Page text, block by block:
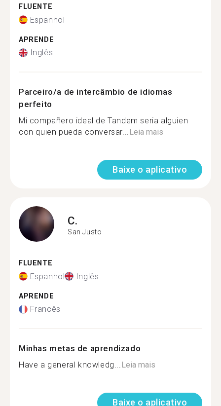
FLUENTE
Espanhol
APRENDE
Inglês
Parceiro/a de intercâmbio de idiomas
perfeito
Mi compañero ideal de Tandem seria alguien
con quien pueda conversar...Leia mais
Baixe o aplicativo
C.
San Justo
FLUENTE
Espanhol Inglês
APRENDE
Francês
Minhas metas de aprendizado
Have a general knowledg...Leia mais
Baixe o aplicativo